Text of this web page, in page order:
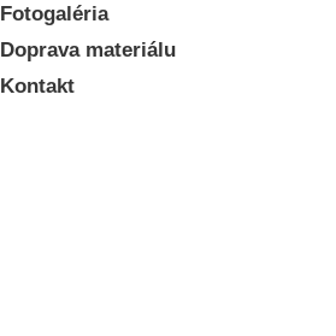
Fotogaléria
Doprava materiálu
Kontakt